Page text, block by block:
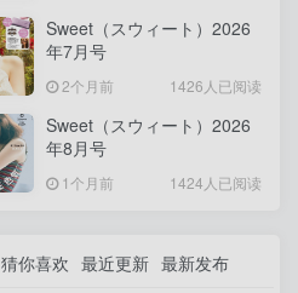
Sweet（スウィート）2026
年7月号
2个月前 1426人已阅读
Sweet（スウィート）2026
年8月号
1个月前 1424人已阅读
猜你喜欢 最近更新 最新发布